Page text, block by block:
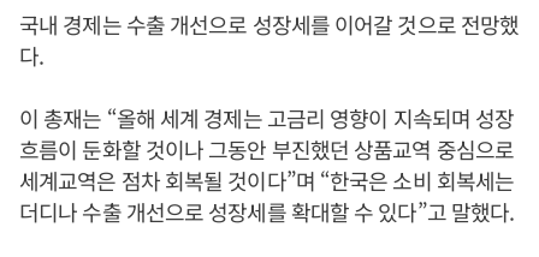
국내 경제는 수출 개선으로 성장세를 이어갈 것으로 전망했
다.
이 총재는 “올해 세계 경제는 고금리 영향이 지속되며 성장
흐름이 둔화할 것이나 그동안 부진했던 상품교역 중심으로
세계교역은 점차 회복될 것이다”며 “한국은 소비 회복세는
더디나 수출 개선으로 성장세를 확대할 수 있다”고 말했다.